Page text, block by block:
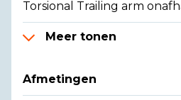
Torsional Trailing arm
Meer tonen
Afmetingen